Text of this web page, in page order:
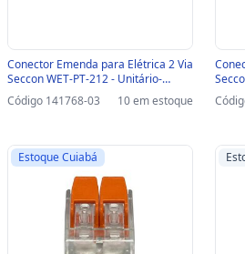
Conector Emenda para Elétrica 2 Via
Seccon WET-PT-212 - Unitário-
SINOP-03 - WET-PT-212
Código 141768-03 10 em estoque
Estoque Cuiabá